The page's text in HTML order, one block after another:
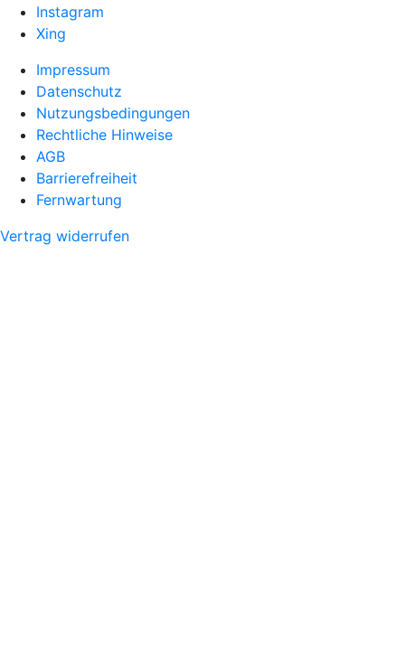
Instagram
Xing
Impressum
Datenschutz
Nutzungsbedingungen
Rechtliche Hinweise
AGB
Barrierefreiheit
Fernwartung
Vertrag widerrufen